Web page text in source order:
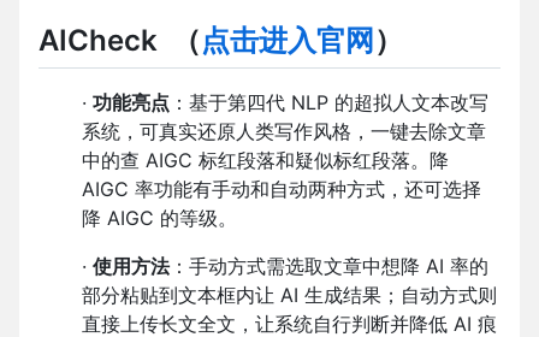
AICheck （点击进入官网）
· 功能亮点 ：基于第四代 NLP 的超拟人文本改写
系统，可真实还原人类写作风格，一键去除文章
中的查 AIGC 标红段落和疑似标红段落。降
AIGC 率功能有手动和自动两种方式，还可选择
降 AIGC 的等级。
· 使用方法：手动方式需选取文章中想降 AI 率的
部分粘贴到文本框内让 AI 生成结果；自动方式则
直接上传长文全文，让系统自行判断并降低 AI 痕